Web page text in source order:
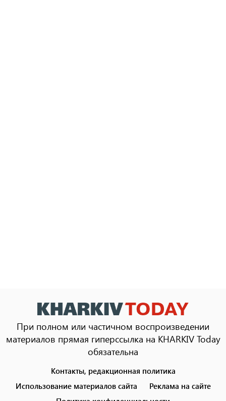
При полном или частичном воспроизведении
материалов прямая гиперссылка на KHARKIV Today
обязательна
menu
Контакты, редакционная политика
Использование материалов сайта
Реклама на сайте